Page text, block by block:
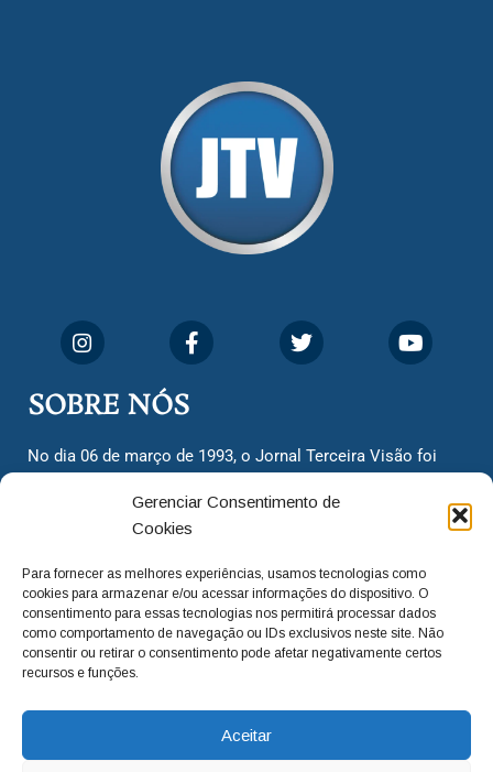
Gerenciar Consentimento de
Cookies
Para fornecer as melhores experiências, usamos tecnologias como
cookies para armazenar e/ou acessar informações do dispositivo. O
consentimento para essas tecnologias nos permitirá processar dados
como comportamento de navegação ou IDs exclusivos neste site. Não
consentir ou retirar o consentimento pode afetar negativamente certos
recursos e funções.
Aceitar
SOBRE NÓS
No dia 06 de março de 1993, o Jornal Terceira Visão foi
cidadãos valinhenses, já que naquela época só existiam
dois jornais. Há mais de 30 anos, o jornal continua
com o foco de trazer as melhores notícias. Nunca
deixamos de lado as necessidades do cidadão, sempre
questionando os órgãos públicos em busca de melhorias
para a cidade e sempre cobrando resoluções para casos
adm@jtv.com.br (19) 3929-6225